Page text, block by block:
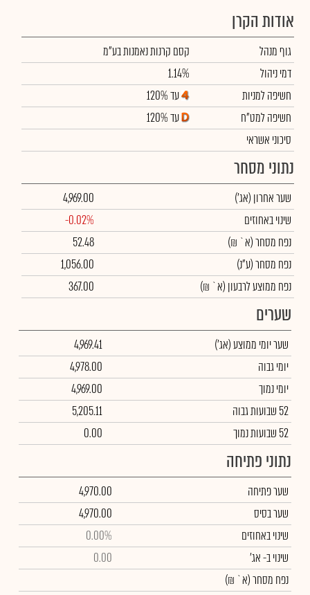
אודות הקרן
גוף מנהל
קסם קרנות נאמנות בע"מ
דמי ניהול
1.14%
חשיפה למניות
עד 120%
חשיפה למט"ח
עד 120%
סיכוני אשראי
נתוני מסחר
שער אחרון (אג')
4,969.00
שינוי באחוזים
-0.02%
נפח מסחר(א` ₪)
52.48
נפח מסחר(ע"נ)
1,056.00
נפח ממוצע לרבעון (א` ₪)
367.00
שערים
שער יומי ממוצע(אג')
4,969.41
יומי גבוה
4,978.00
יומי נמוך
4,969.00
52 שבועות גבוה
5,205.11
52 שבועות נמוך
0.00
נתוני פתיחה
שער פתיחה
4,970.00
שער בסיס
4,970.00
שינוי באחוזים
0.00%
שינויב- אג'
0.00
נפח מסחר(א` ₪)